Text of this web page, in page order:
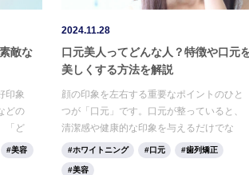
敵な
印象
どの
「ど
？」
ょう
美容
2024.11.28
口元美人ってどんな人？特徴や口元
美しくする方法を解説
顔の印象を左右する重要なポイントのひと
つが「口元」です。口元が整っていると、
清潔感や健康的な印象を与えるだけでな
く、自信もつきます。多くの方が「美しい
口元」への憧れを抱いているなか、今回は
ホワイトニング 口元 歯列矯正
美容